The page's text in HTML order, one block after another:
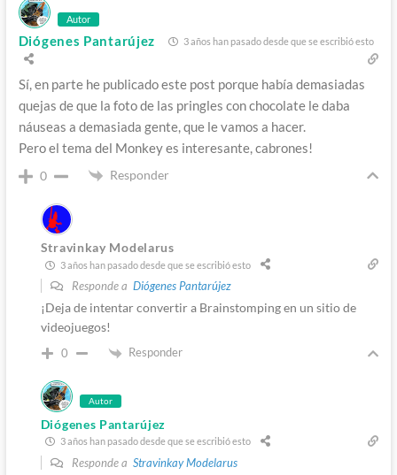
Autor
Diógenes Pantarújez 3 años han pasado desde que se escribió esto
Sí, en parte he publicado este post porque había demasiadas
quejas de que la foto de las pringles con chocolate le daba
náuseas a demasiada gente, que le vamos a hacer.
Pero el tema del Monkey es interesante, cabrones!
0 Responder
Stravinkay Modelarus
3 años han pasado desde que se escribió esto
Responde a Diógenes Pantarújez
¡Deja de intentar convertir a Brainstomping en un sitio de
videojuegos!
0 Responder
Autor
Diógenes Pantarújez
3 años han pasado desde que se escribió esto
Responde a Stravinkay Modelarus